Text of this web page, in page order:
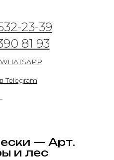
23-39
81 93
Telegram
GT020818 —
— Арт.
и лес